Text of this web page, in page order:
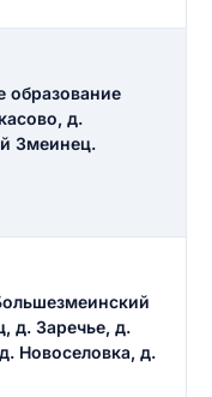
образование
д.
Змеинец.
д. Заречье, д.
Новоселовка, д.